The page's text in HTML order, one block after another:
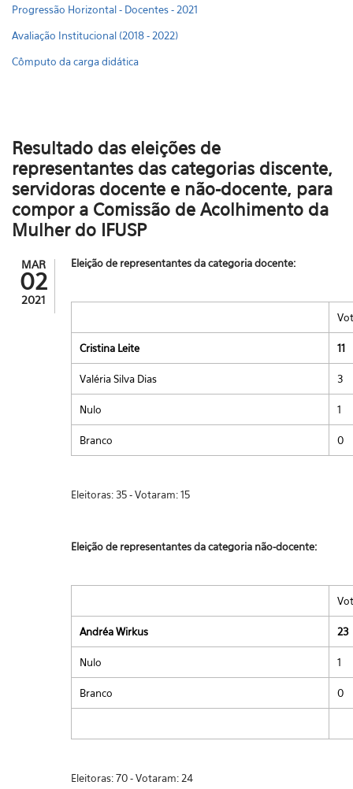
Progressão Horizontal - Docentes - 2021
Avaliação Institucional (2018 - 2022)
Cômputo da carga didática
Resultado das eleições de
representantes das categorias discente,
servidoras docente e não-docente, para
compor a Comissão de Acolhimento da
Mulher do IFUSP
MAR
02
2021
Eleição de representantes da categoria docente:
Cristina Leite 11
Valéria Silva Dias 3
Nulo 1
Branco 0
Eleitoras: 35 - Votaram: 15
Eleição de representantes da categoria não-docente:
Andréa Wirkus 23
Nulo 1
Branco 0
Eleitoras: 70 - Votaram: 24